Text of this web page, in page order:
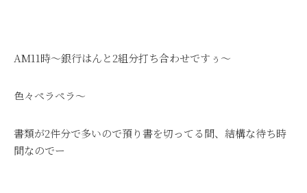
AM11時～銀行はんと2組分打ち合わせですぅ～
色々ペラペラ～
書類が2件分で多いので預り書を切ってる間、結構な待ち時
間なのでー